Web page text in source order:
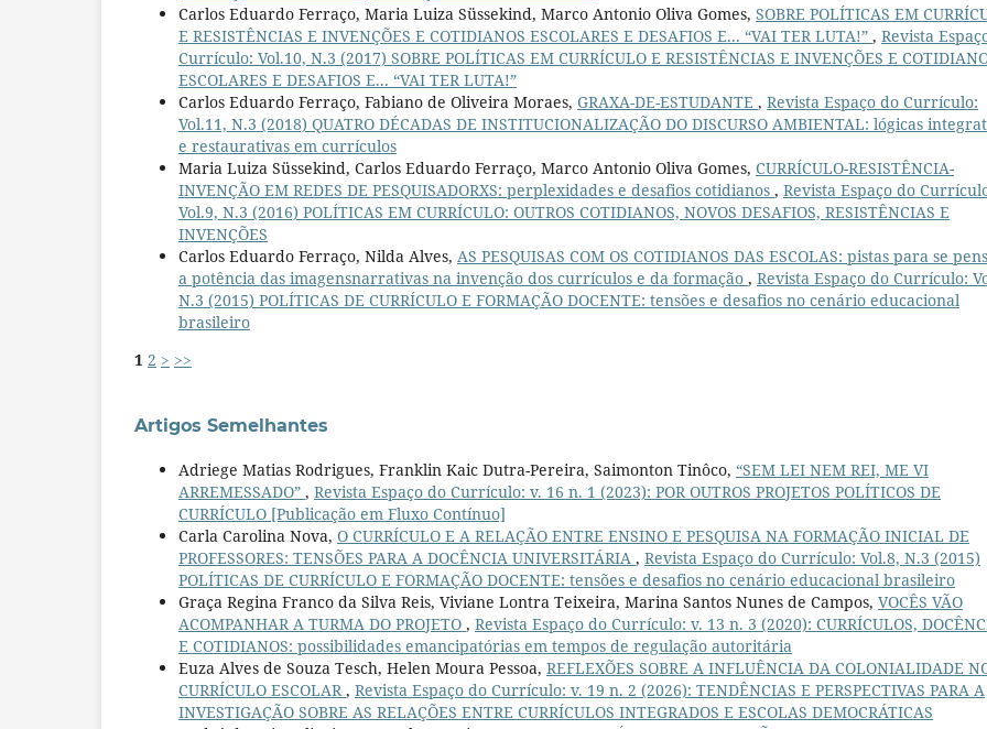
Carlos Eduardo Ferraço, Maria Luiza Süssekind, Marco Antonio Oliva Gomes, SOBRE POLÍTICAS EM
E RESISTÊNCIAS E INVENÇÕES E COTIDIANOS ESCOLARES E DESAFIOS E... “VAI TER LUTA!” , Revista
Currículo: Vol.10, N.3 (2017) SOBRE POLÍTICAS EM CURRÍCULO E RESISTÊNCIAS E INVENÇÕES E
ESCOLARES E DESAFIOS E... “VAI TER LUTA!”
Carlos Eduardo Ferraço, Fabiano de Oliveira Moraes, GRAXA-DE-ESTUDANTE , Revista Espaço do Currículo:
Vol.11, N.3 (2018) QUATRO DÉCADAS DE INSTITUCIONALIZAÇÃO DO DISCURSO AMBIENTAL: lógicas
e restaurativas em currículos
Maria Luiza Süssekind, Carlos Eduardo Ferraço, Marco Antonio Oliva Gomes, CURRÍCULO-RESISTÊNCIA-
INVENÇÃO EM REDES DE PESQUISADORXS: perplexidades e desafios cotidianos , Revista Espaço do
Vol.9, N.3 (2016) POLÍTICAS EM CURRÍCULO: OUTROS COTIDIANOS, NOVOS DESAFIOS, RESISTÊNCIAS E
INVENÇÕES
Carlos Eduardo Ferraço, Nilda Alves, AS PESQUISAS COM OS COTIDIANOS DAS ESCOLAS: pistas para se
a potência das imagensnarrativas na invenção dos currículos e da formação , Revista Espaço do Currículo:
N.3 (2015) POLÍTICAS DE CURRÍCULO E FORMAÇÃO DOCENTE: tensões e desafios no cenário educacional
brasileiro
1 2 > >>
Artigos Semelhantes
Adriege Matias Rodrigues, Franklin Kaic Dutra-Pereira, Saimonton Tinôco, “SEM LEI NEM REI, ME VI
ARREMESSADO” , Revista Espaço do Currículo: v. 16 n. 1 (2023): POR OUTROS PROJETOS POLÍTICOS DE
CURRÍCULO [Publicação em Fluxo Contínuo]
Carla Carolina Nova, O CURRÍCULO E A RELAÇÃO ENTRE ENSINO E PESQUISA NA FORMAÇÃO INICIAL DE
PROFESSORES: TENSÕES PARA A DOCÊNCIA UNIVERSITÁRIA , Revista Espaço do Currículo: Vol.8, N.3 (2015)
POLÍTICAS DE CURRÍCULO E FORMAÇÃO DOCENTE: tensões e desafios no cenário educacional brasileiro
Graça Regina Franco da Silva Reis, Viviane Lontra Teixeira, Marina Santos Nunes de Campos, VOCÊS VÃO
ACOMPANHAR A TURMA DO PROJETO , Revista Espaço do Currículo: v. 13 n. 3 (2020): CURRÍCULOS,
E COTIDIANOS: possibilidades emancipatórias em tempos de regulação autoritária
Euza Alves de Souza Tesch, Helen Moura Pessoa, REFLEXÕES SOBRE A INFLUÊNCIA DA COLONIALIDADE
CURRÍCULO ESCOLAR, Revista Espaço do Currículo: v. 19 n. 2 (2026): TENDÊNCIAS E PERSPECTIVAS PARA A
INVESTIGAÇÃO SOBRE AS RELAÇÕES ENTRE CURRÍCULOS INTEGRADOS E ESCOLAS DEMOCRÁTICAS